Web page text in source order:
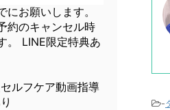
-
にお願いします。
約のキャンセル時
。 LINE限定特典あ
ルフケア動画指導